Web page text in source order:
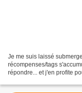
Je me suis laissé
récompenses/tags
répondre... et j'en profite